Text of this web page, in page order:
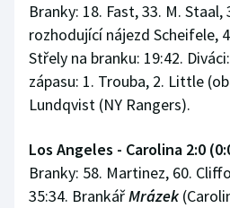
Branky: 18. Fast, 33. M. Staal,
rozhodující nájezd Scheifele,
Střely na branku: 19:42.
zápasu: 1. Trouba, 2. Little
Lundqvist (NY Rangers).
Los Angeles - Carolina 2:0
Branky: 58. Martinez, 60.
35:34. BrankářMrázek